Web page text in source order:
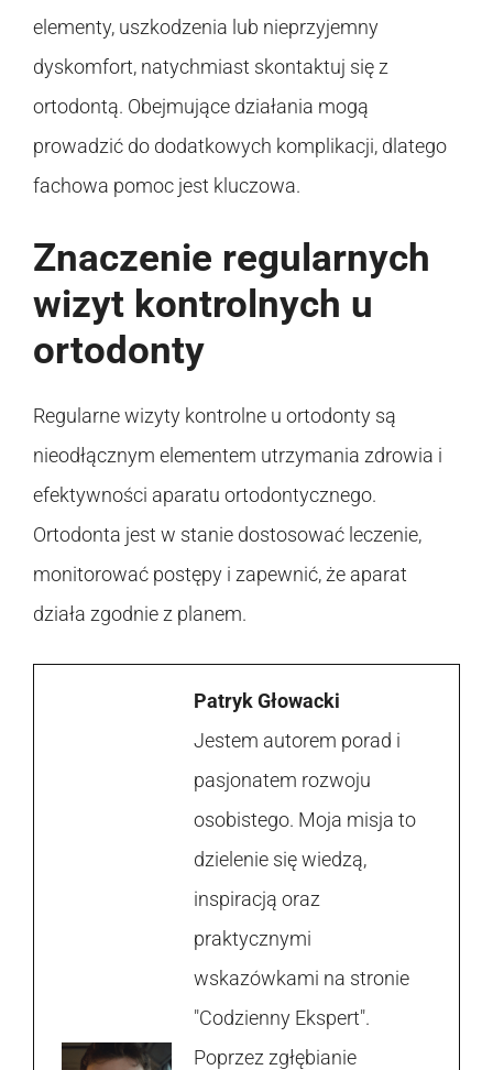
elementy, uszkodzenia lub nieprzyjemny
dyskomfort, natychmiast skontaktuj się z
ortodontą. Obejmujące działania mogą
prowadzić do dodatkowych komplikacji, dlatego
fachowa pomoc jest kluczowa.
Znaczenie regularnych
wizyt kontrolnych u
ortodonty
Regularne wizyty kontrolne u ortodonty są
nieodłącznym elementem utrzymania zdrowia i
efektywności aparatu ortodontycznego.
Ortodonta jest w stanie dostosować leczenie,
monitorować postępy i zapewnić, że aparat
działa zgodnie z planem.
Patryk Głowacki
Jestem autorem porad i
pasjonatem rozwoju
osobistego. Moja misja to
dzielenie się wiedzą,
inspiracją oraz
praktycznymi
wskazówkami na stronie
"Codzienny Ekspert".
Poprzez zgłębianie